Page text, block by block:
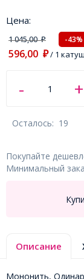
Цена:
1 045,00₽ -43%
596,00 ₽/ 1
Осталось: 19
Покупайте
Минимальный
Описание
Мононить,